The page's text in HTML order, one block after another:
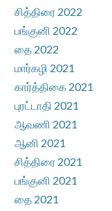
சித்திரை 2022
பங்குனி 2022
தை 2022
மார்கழி 2021
கார்த்திகை 2021
புரட்டாதி 2021
ஆவணி 2021
ஆனி 2021
சித்திரை 2021
பங்குனி 2021
தை 2021